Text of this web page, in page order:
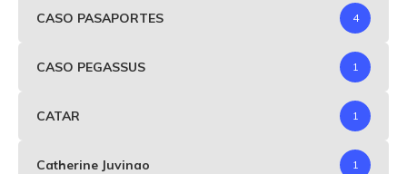
CASO PASAPORTES 4
CASO PEGASSUS 1
CATAR 1
Catherine Juvinao 1